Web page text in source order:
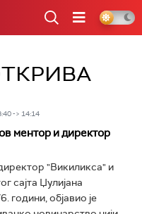
-> 14:14
ментор и директор
"Викиликса" и
сајта Џулијана
години, објавио је